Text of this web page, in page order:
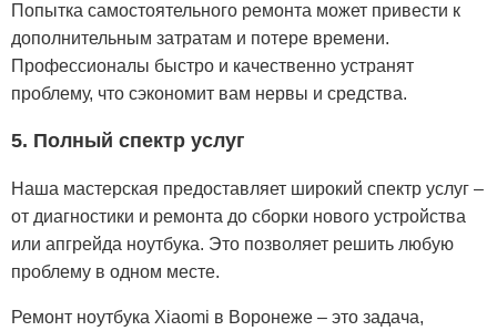
Попытка самостоятельного ремонта может привести к
дополнительным затратам и потере времени.
Профессионалы быстро и качественно устранят
проблему, что сэкономит вам нервы и средства.
5. Полный спектр услуг
Наша мастерская предоставляет широкий спектр услуг –
от диагностики и ремонта до сборки нового устройства
или апгрейда ноутбука. Это позволяет решить любую
проблему в одном месте.
Ремонт ноутбука Xiaomi в Воронеже – это задача,